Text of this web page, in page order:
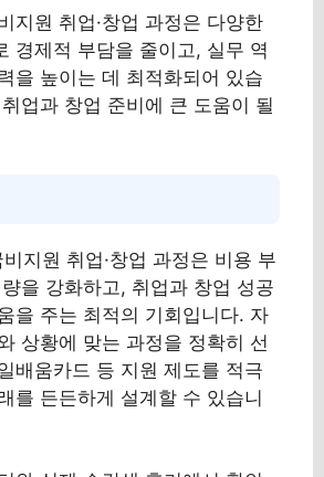
지원 취업·창업 과정은 다양한
경제적 부담을 줄이고, 실무 역
을 높이는 데 최적화되어 있습
업과 창업 준비에 큰 도움이 될
지원 취업·창업 과정은 비용 부
을 강화하고, 취업과 창업 성공
을 주는 최적의 기회입니다. 자
상황에 맞는 과정을 정확히 선
배움카드 등 지원 제도를 적극
를 든든하게 설계할 수 있습니